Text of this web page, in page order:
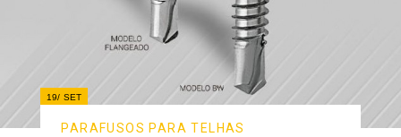
19/ SET
PARAFUSOS PARA TELHAS